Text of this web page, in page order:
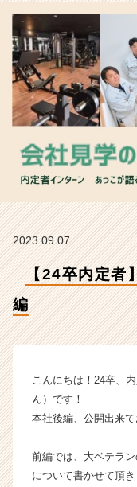
ム
|
2023.09.07
【24卒内定
編
こんにちは！24卒、
ん）です！
本社後編、公開出来
前編では、大ベテラ
について書かせて頂き